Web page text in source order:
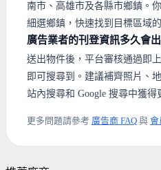
南市、高雄市及各縣市鄉鎮。
細選鄉鎮，快速找到目標區域
廣告業者的刊登資訊多久會
送出物件後，平台審核通過即
即可搜尋到。建議補齊照片、
站內搜尋和 Google 搜尋中獲得
更多問題請參考 廣告商 FAQ 與 會